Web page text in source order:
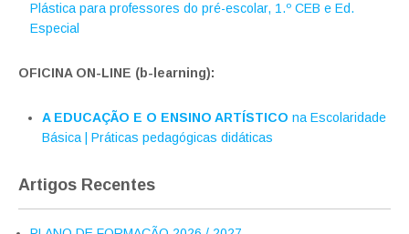
Plástica para professores do pré-escolar, 1.º CEB e Ed.
Especial
OFICINA ON-LINE (b-learning):
A EDUCAÇÃO E O ENSINO ARTÍSTICO na Escolaridade
Básica | Práticas pedagógicas didáticas
Artigos Recentes